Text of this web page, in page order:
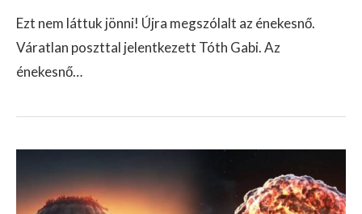
Ezt nem láttuk jönni! Újra megszólalt az énekesnő.
Váratlan poszttal jelentkezett Tóth Gabi. Az
énekesnő…